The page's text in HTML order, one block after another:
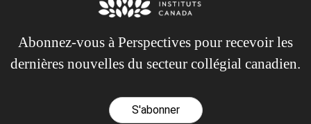
Abonnez-vous à Perspectives pour recevoir les
dernières nouvelles du secteur collégial canadien.
S'abonner